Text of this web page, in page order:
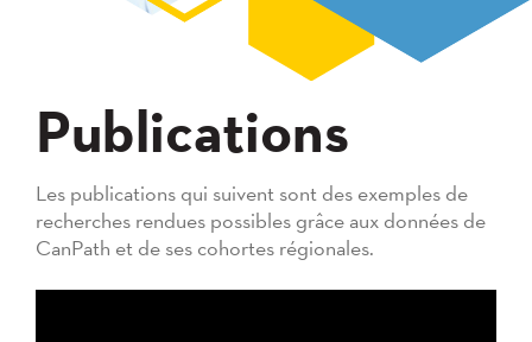
Publications
Les publications qui suivent sont des exemples de
recherches rendues possibles grâce aux données de
CanPath et de ses cohortes régionales.